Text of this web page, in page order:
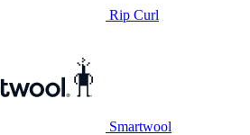
Rip Curl
Smartwool